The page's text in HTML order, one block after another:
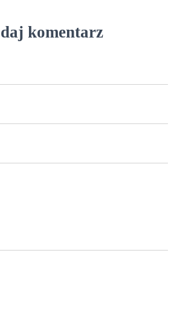
komentarz